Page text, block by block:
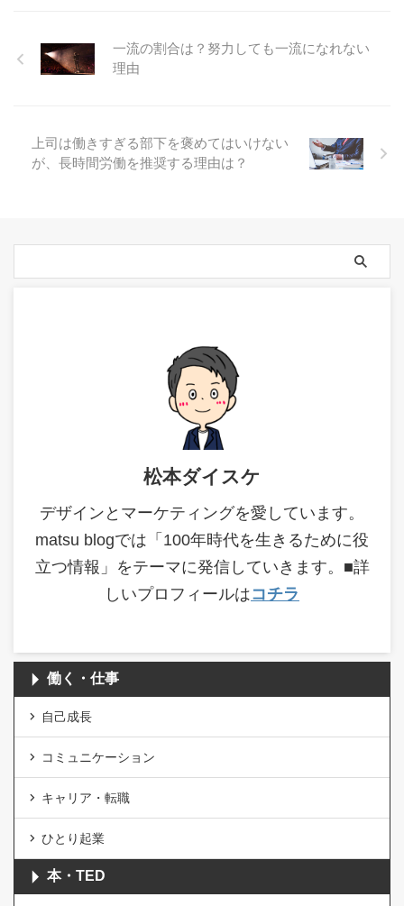
一流の割合は？努力しても一流になれない
理由
上司は働きすぎる部下を褒めてはいけない
が、長時間労働を推奨する理由は？
松本ダイスケ
デザインとマーケティングを愛しています。
matsu blogでは「100年時代を生きるために役
立つ情報」をテーマに発信していきます。■詳
しいプロフィールはコチラ
働く・仕事
自己成長
コミュニケーション
キャリア・転職
ひとり起業
本・TED